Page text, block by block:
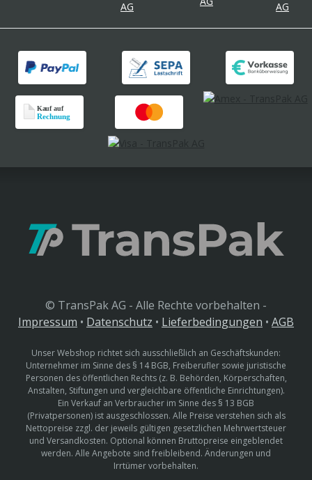
© TransPak AG - Alle Rechte vorbehalten -
Impressum • Datenschutz • Lieferbedingungen • AGB
Unser Webshop richtet sich ausschließlich an Geschäftskunden:
Unternehmer im Sinne des § 14 BGB, Freiberufler sowie juristische
Personen des öffentlichen Rechts (z. B. Behörden, Körperschaften,
Anstalten, Stiftungen und vergleichbare öffentliche Einrichtungen).
Ein Verkauf an Verbraucher im Sinne des § 13 BGB
(Privatpersonen) ist ausgeschlossen. Alle Preise verstehen sich als
Nettopreise zzgl. der jeweils gültigen gesetzlichen Mehrwertsteuer
und Versandkosten. Optional können Bruttopreise eingeblendet
werden. Alle Angebote sind freibleibend. Änderungen und
Irrtümer vorbehalten.